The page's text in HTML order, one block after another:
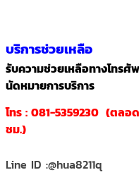
บริการช่วยเหลือ
รับความช่วยเหลือทางโทรศั
นัดหมายการบริการ
โทร : 081-5359230 (ตลอ
ชม.)
Line ID :@hua8211q